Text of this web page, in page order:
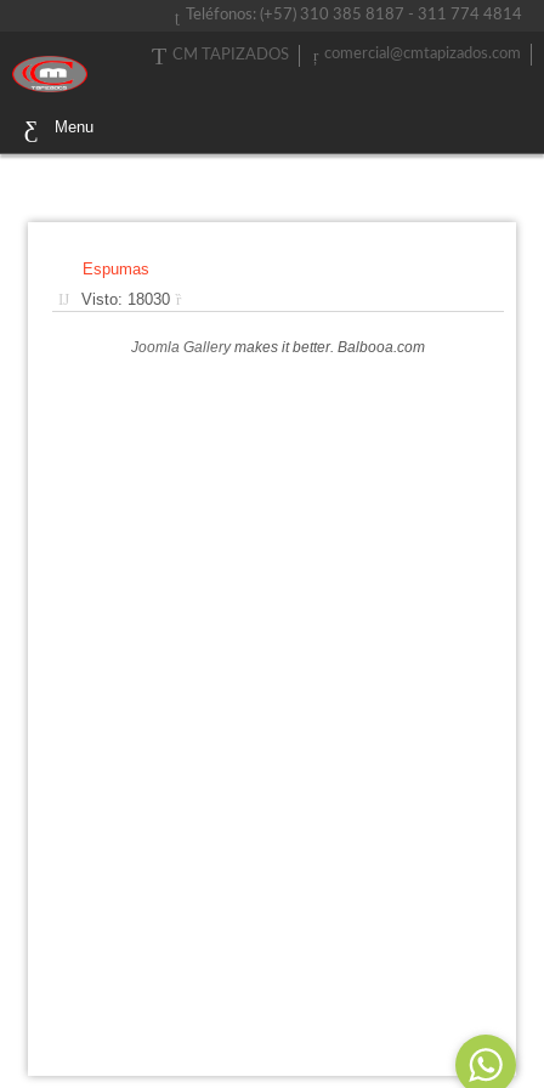
Teléfonos: (+57) 310 385 8187 - 311 774 4814
comercial@cmtapizados.com
CM TAPIZADOS
Menu
Espumas
Visto: 18030
Joomla Gallerymakes it better. Balbooa.com